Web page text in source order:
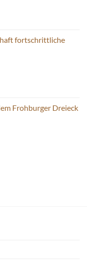
fortschrittliche
Frohburger Dreieck